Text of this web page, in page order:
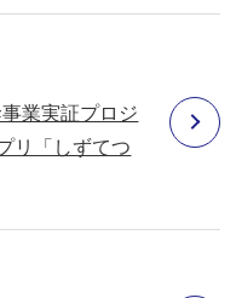
業実証プロジ
リ「しずてつ